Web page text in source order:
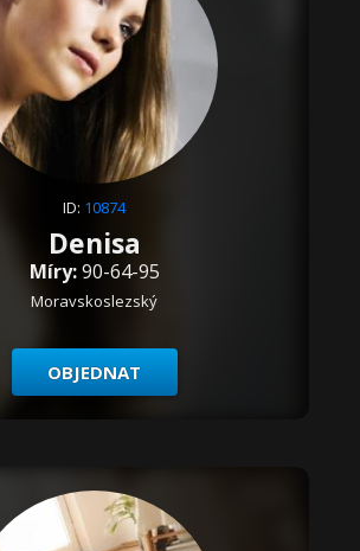
ID: 10874
Denisa
Míry:90-64-95
Moravskoslezský
OBJEDNAT